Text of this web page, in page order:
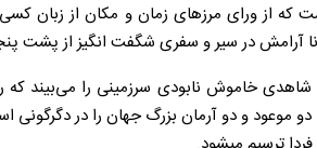
که از ورای مرزهای زمان و مکان از زبان
نا آرامش در سیر و سفری شگفت انگیز از
شاهدی خاموش نابودی سرزمینی را می‌بیند که
موعود و دو آرمان بزرگ جهان را در